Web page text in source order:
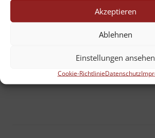
Akzeptieren
Ablehnen
Einstellungen ansehen
Cookie-RichtlinieDatenschutz